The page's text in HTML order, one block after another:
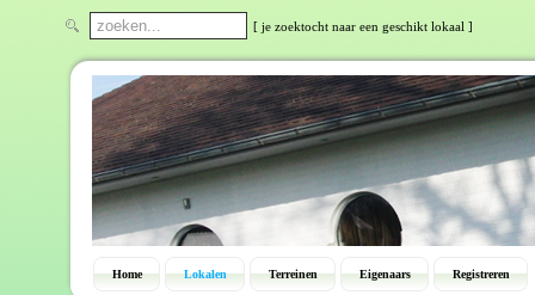
[ je zoektocht naar een geschikt lokaal ]
Home Lokalen Terreinen Eigenaars Registreren